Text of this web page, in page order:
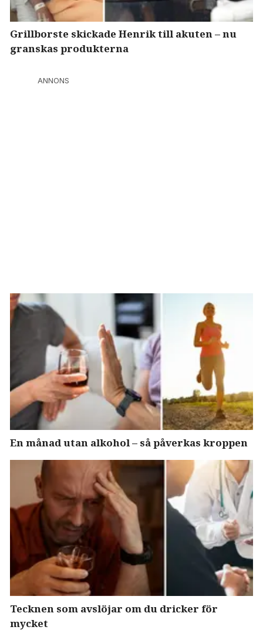
Grillborste skickade Henrik till akuten – nu
granskas produkterna
ANNONS
En månad utan alkohol – så påverkas kroppen
Tecknen som avslöjar om du dricker för
mycket